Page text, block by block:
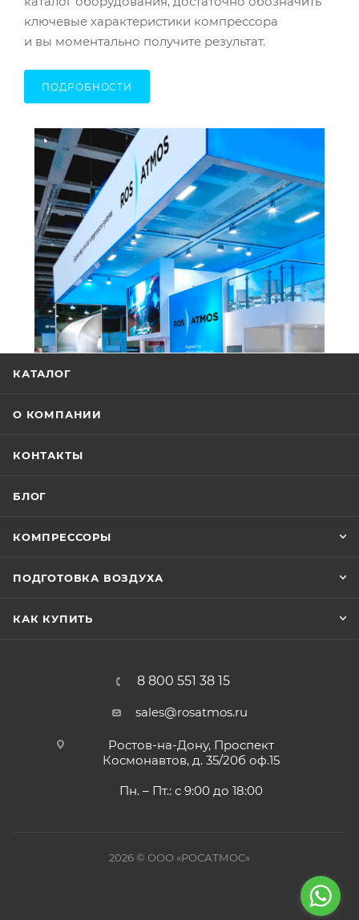
ключевые характеристики компрессора
и вы моментально получите результат.
ПОДРОБНОСТИ
КАТАЛОГ
О КОМПАНИИ
КОНТАКТЫ
БЛОГ
КОМПРЕССОРЫ
ПОДГОТОВКА ВОЗДУХА
КАК КУПИТЬ
8 800 551 38 15
sales@rosatmos.ru
Ростов-на-Дону, Проспект
Космонавтов, д. 35/20б оф.15
Пн. – Пт.: с 9:00 до 18:00
2026 © ООО «РОСАТМОС»